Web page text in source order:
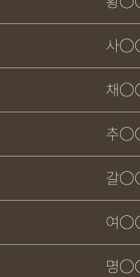
사
채
추
갈
여
명